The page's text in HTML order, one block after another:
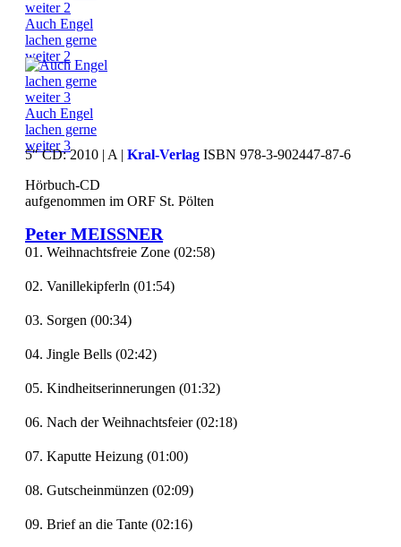
Auch Engel
lachen gerne
weiter 2
Auch Engel
lachen gerne
weiter 3
5″ CD: 2010 | A | Kral-Verlag ISBN 978-3-902447-87-6
Hörbuch-CD
aufgenommen im ORF St. Pölten
Peter MEISSNER
01. Weihnachtsfreie Zone (02:58)
02. Vanillekipferln (01:54)
03. Sorgen (00:34)
04. Jingle Bells (02:42)
05. Kindheitserinnerungen (01:32)
06. Nach der Weihnachtsfeier (02:18)
07. Kaputte Heizung (01:00)
08. Gutscheinmünzen (02:09)
09. Brief an die Tante (02:16)